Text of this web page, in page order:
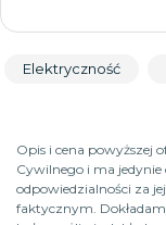
Elektryczność
Opis i cena powyższej
Cywilnego i ma
odpowiedzialności za
faktycznym.